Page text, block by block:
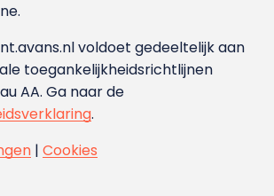
voldoet gedeeltelijk aan
toegankelijkheidsrichtlijnen
AA. Ga naar de
.
| Cookies